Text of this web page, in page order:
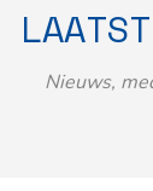
Nieuws,